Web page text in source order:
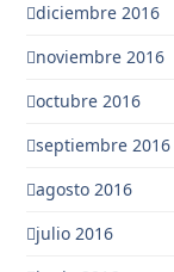
diciembre 2016
noviembre 2016
octubre 2016
septiembre 2016
agosto 2016
julio 2016